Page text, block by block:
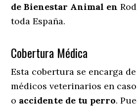
de Bienestar Animal en
toda España.
Cobertura Médica
Esta cobertura se encarga
médicos veterinarios en
o accidente de tu perro.